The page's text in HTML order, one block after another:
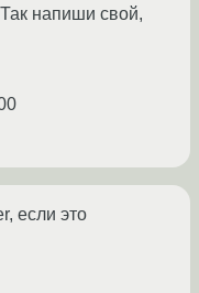
напиши свой,
если это